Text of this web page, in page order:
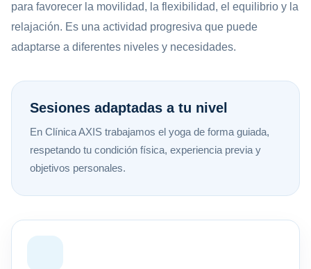
para favorecer la movilidad, la flexibilidad, el equilibrio y la
relajación. Es una actividad progresiva que puede
adaptarse a diferentes niveles y necesidades.
Sesiones adaptadas a tu nivel
En Clínica AXIS trabajamos el yoga de forma guiada,
respetando tu condición física, experiencia previa y
objetivos personales.